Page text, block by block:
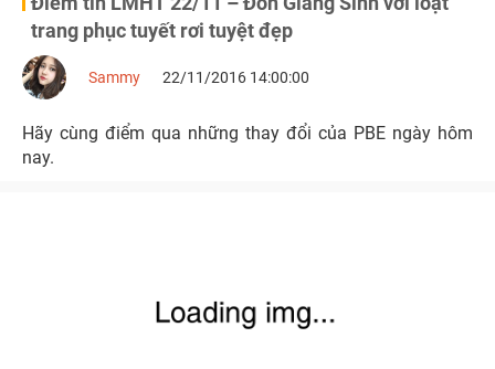
trang phục tuyết rơi tuyệt đẹp
Sammy 22/11/2016 14:00:00
Hãy cùng điểm qua những thay đổi của PBE ngày hôm
nay.